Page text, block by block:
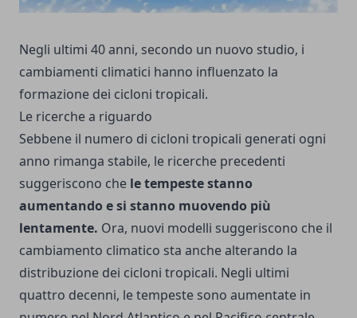
Negli ultimi 40 anni, secondo un nuovo studio, i
cambiamenti climatici hanno influenzato la
formazione dei cicloni tropicali.
Le ricerche a riguardo
Sebbene il numero di cicloni tropicali generati ogni
anno rimanga stabile, le ricerche precedenti
suggeriscono che le tempeste stanno
aumentando e si stanno muovendo più
lentamente. Ora, nuovi modelli suggeriscono che il
cambiamento climatico sta anche alterando la
distribuzione dei cicloni tropicali. Negli ultimi
quattro decenni, le tempeste sono aumentate in